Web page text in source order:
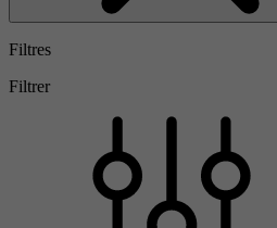
Filtres
Filtrer